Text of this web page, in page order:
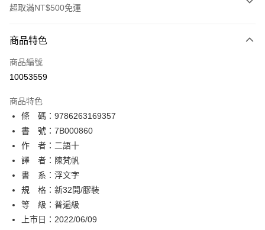
超取滿NT$500免運
信用卡一次付款
超商取貨付款
相關說明
【關於「AFTEE先享後付」】
AFTEE先享後付是「在收到商品之後才付款」的支付方式。 讓您購物簡單
便利好安心！
１．簡單：不需註冊會員、不需綁卡、不需儲值。
２．便利：只要手機號碼，簡訊認證，即可結帳。
３．安心：先確認商品／服務後，再付款。
【「AFTEE先享後付」結帳流程】
１．於結帳方式選擇「AFTEE先享後付」後，將跳轉至「AFTEE先享後付」
結帳頁面，進行簡訊認證並確認金額後，即可完成結帳。
２．訂單成立數日內，您將收到繳費通知簡訊。
ATM付款
運送方式
全家取貨付款
每筆NT$80，滿NT$500(含以上)免運費
付款後全家取貨
商品特色
商品編號
10053559
商品特色
條 碼：9786263169357
書 號：7B000860
作 者：二語十
譯 者：陳梵帆
書 系：浮文字
規 格：新32開/膠裝
等 級：普遍級
上市日：2022/06/09